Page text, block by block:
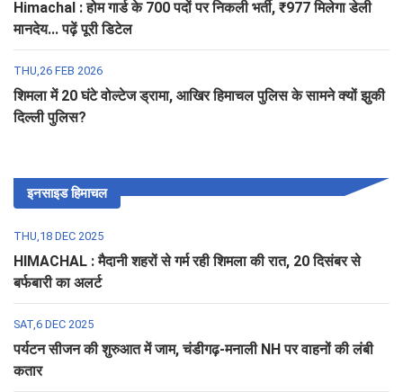
Himachal : होम गार्ड के 700 पदों पर निकली भर्ती, ₹977 मिलेगा डेली
मानदेय... पढ़ें पूरी डिटेल
THU,26 FEB 2026
शिमला में 20 घंटे वोल्टेज ड्रामा, आखिर हिमाचल पुलिस के सामने क्यों झुकी
दिल्ली पुलिस?
इनसाइड हिमाचल
THU,18 DEC 2025
HIMACHAL : मैदानी शहरों से गर्म रही शिमला की रात, 20 दिसंबर से
बर्फबारी का अलर्ट
SAT,6 DEC 2025
पर्यटन सीजन की शुरुआत में जाम, चंडीगढ़-मनाली NH पर वाहनों की लंबी
कतार